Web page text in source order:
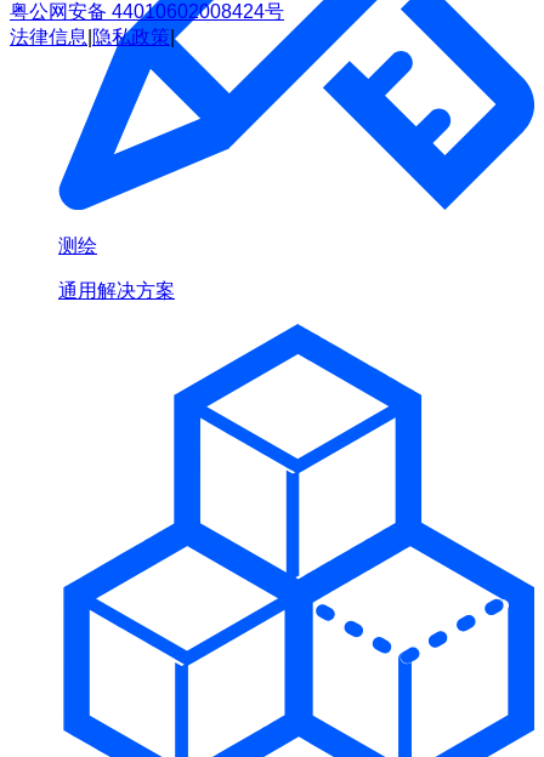
测绘
通用解决方案
粤公网安备 44010602008424号
法律信息 隐私政策